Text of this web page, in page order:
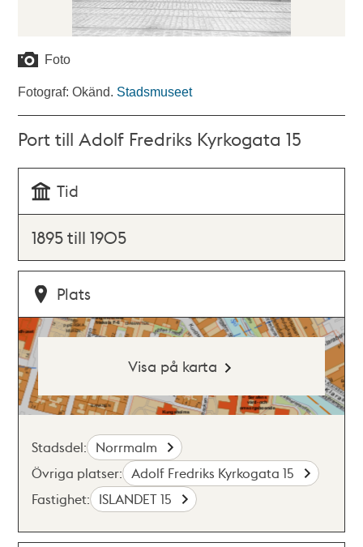
Foto
Fotograf: Okänd. Stadsmuseet
Port till Adolf Fredriks Kyrkogata 15
Tid
1895 till 1905
Plats
Visa på karta
Stadsdel: Norrmalm
Övriga platser: Adolf Fredriks Kyrkogata 15
Fastighet: ISLANDET 15